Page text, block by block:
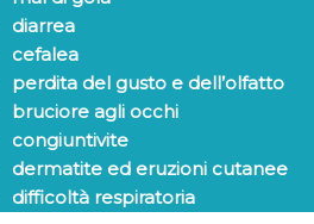
diarrea
cefalea
perdita del gusto e dell’olfatto
bruciore agli occhi
congiuntivite
dermatite ed eruzioni cutanee
difficoltà respiratoria